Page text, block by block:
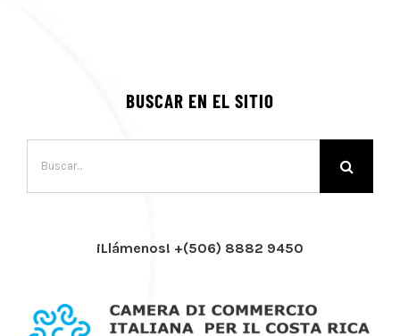
BUSCAR EN EL SITIO
¡Llámenos! +(506) 8882 9450